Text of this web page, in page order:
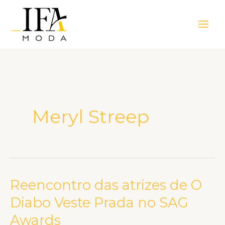
Menu
Meryl Streep
Reencontro das atrizes de O
Diabo Veste Prada no SAG
Awards
Reencontro
das
atrizes
de